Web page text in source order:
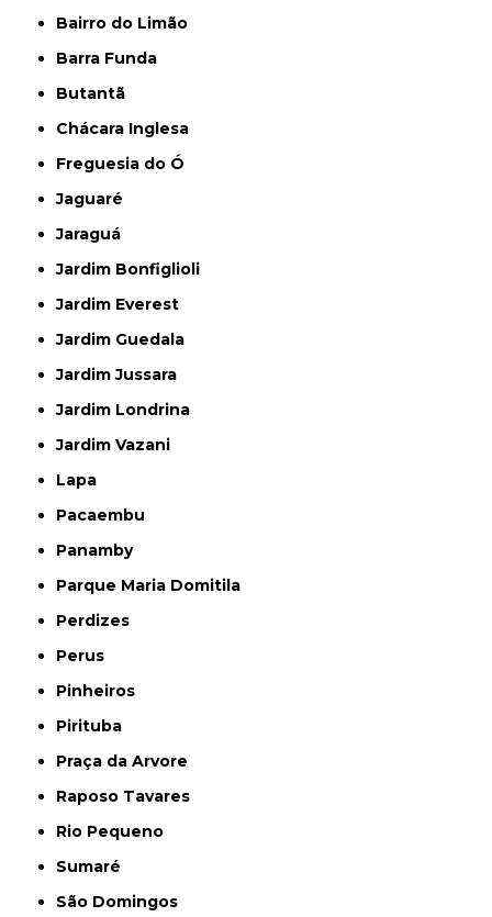
Bairro do Limão
Barra Funda
Butantã
Chácara Inglesa
Freguesia do Ó
Jaguaré
Jaraguá
Jardim Bonfiglioli
Jardim Everest
Jardim Guedala
Jardim Jussara
Jardim Londrina
Jardim Vazani
Lapa
Pacaembu
Panamby
Parque Maria Domitila
Perdizes
Perus
Pinheiros
Pirituba
Praça da Arvore
Raposo Tavares
Rio Pequeno
Sumaré
São Domingos